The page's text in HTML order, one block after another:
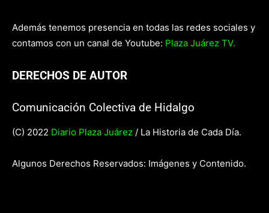
Además tenemos presencia en todas las redes sociales y
contamos con un canal de Youtube: Plaza Juárez TV.
DERECHOS DE AUTOR
Comunicación Colectiva de Hidalgo
(C) 2022 Diario Plaza Juárez / La Historia de Cada Día.
Algunos Derechos Reservados: Imágenes y Contenido.